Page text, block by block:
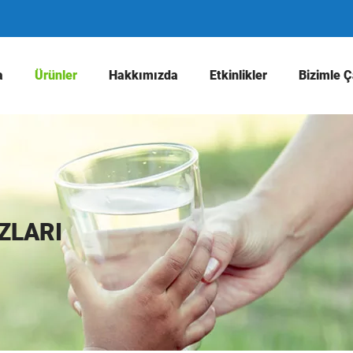
Ürünler Hakkımızda Etkinlikler Bizimle